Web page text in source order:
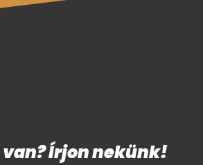
van? Írjon nekünk!